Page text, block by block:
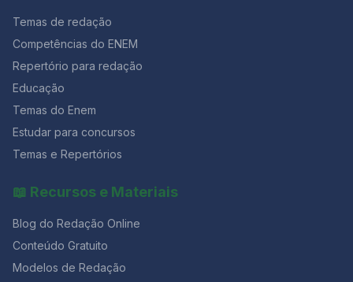
Temas de redação
Competências do ENEM
Repertório para redação
Educação
Temas do Enem
Estudar para concursos
Temas e Repertórios
📖 Recursos e Materiais
Blog do Redação Online
Conteúdo Gratuito
Modelos de Redação